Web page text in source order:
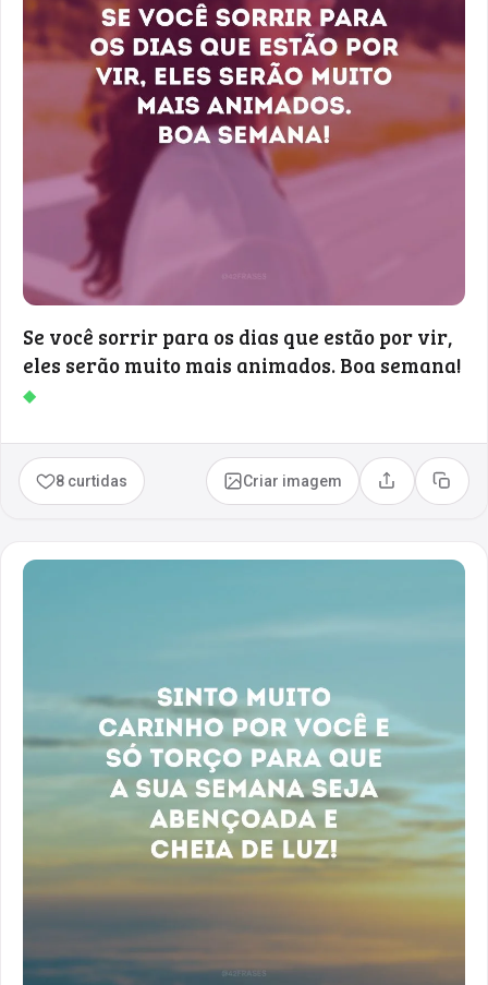
Se você sorrir para os dias que estão por vir,
eles serão muito mais animados. Boa semana!
◆
8 curtidas Criar imagem Compartilhar
Copiar